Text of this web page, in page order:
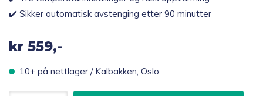
✔️ Sikker automatisk avstenging etter 90 minutter
kr 559,-
10+ på nettlager / Kalbakken, Oslo